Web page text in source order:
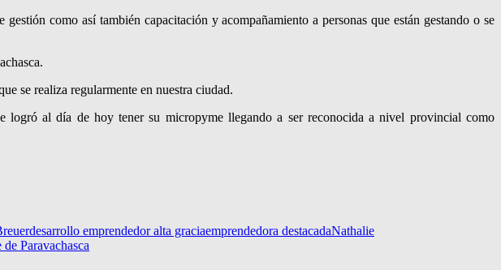
como así también capacitación y acompañamiento a personas que están gestando o se
se realiza regularmente en nuestra ciudad.
logró al día de hoy tener su micropyme llegando a ser reconocida a nivel provincial como
desarrollo emprendedor alta graciaemprendedora destacadaNathalie
de Paravachasca